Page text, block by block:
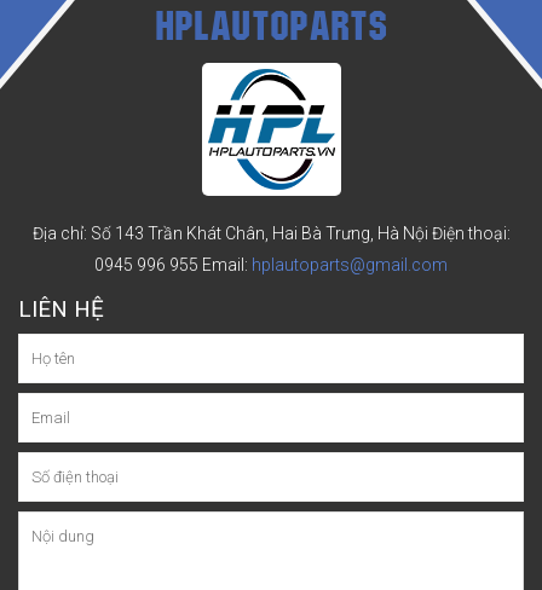
HPLAUTOPARTS
Địa chỉ: Số 143 Trần Khát Chân, Hai Bà Trưng, Hà Nội Điện thoại:
0945 996 955 Email: hplautoparts@gmail.com
LIÊN HỆ